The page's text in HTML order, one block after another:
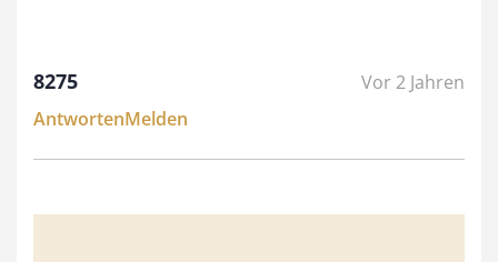
8275
Vor 2 Jahren
AntwortenMelden